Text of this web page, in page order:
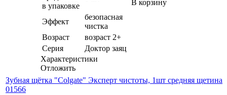
в упаковке
Эффект
безопасная
чистка
Возраст
возраст 2+
Серия
Доктор заяц
Характеристики
Отложить
В корзину
Зубная щётка "Colgate" Эксперт чистоты, 1шт средняя щетина
01566